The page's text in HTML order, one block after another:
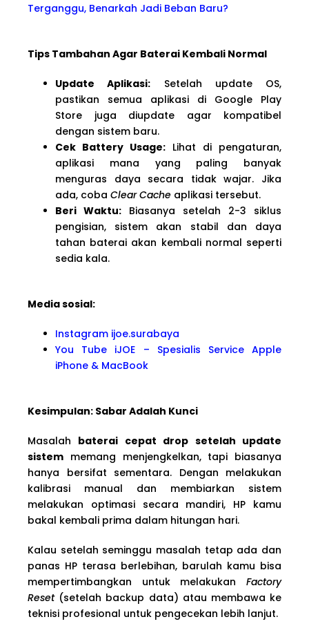
Terganggu, Benarkah Jadi Beban Baru?
Tips Tambahan Agar Baterai Kembali Normal
Update Aplikasi: Setelah update OS,
pastikan semua aplikasi di Google Play
Store juga diupdate agar kompatibel
dengan sistem baru.
Cek Battery Usage: Lihat di pengaturan,
aplikasi mana yang paling banyak
menguras daya secara tidak wajar. Jika
ada, coba Clear Cache aplikasi tersebut.
Beri Waktu: Biasanya setelah 2-3 siklus
pengisian, sistem akan stabil dan daya
tahan baterai akan kembali normal seperti
sedia kala.
Media sosial:
Instagram ijoe.surabaya
You Tube iJOE – Spesialis Service Apple
iPhone & MacBook
Kesimpulan: Sabar Adalah Kunci
Masalah baterai cepat drop setelah update
sistem memang menjengkelkan, tapi biasanya
hanya bersifat sementara. Dengan melakukan
kalibrasi manual dan membiarkan sistem
melakukan optimasi secara mandiri, HP kamu
bakal kembali prima dalam hitungan hari.
Kalau setelah seminggu masalah tetap ada dan
panas HP terasa berlebihan, barulah kamu bisa
mempertimbangkan untuk melakukan Factory
Reset(setelah backup data) atau membawa ke
teknisi profesional untuk pengecekan lebih lanjut.